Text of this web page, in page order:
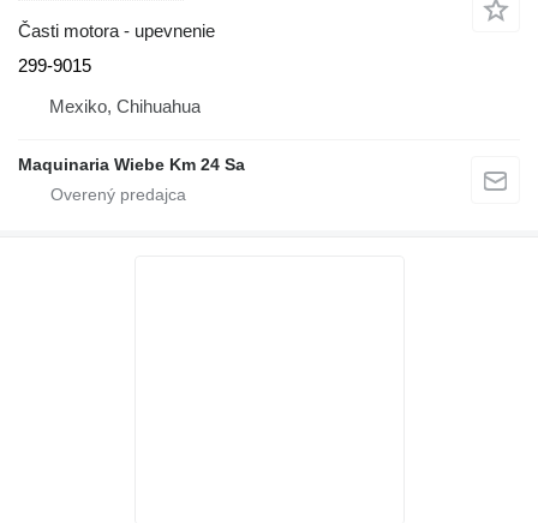
Časti motora - upevnenie
299-9015
Mexiko, Chihuahua
Maquinaria Wiebe Km 24 Sa